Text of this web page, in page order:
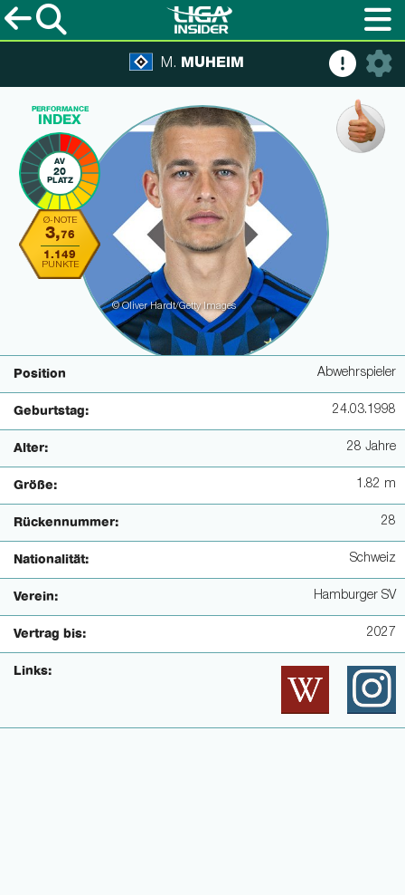
M. MUHEIM
© Oliver Hardt/Getty Images
PERFORMANCE
INDEX
AV
20
PLATZ
Ø-NOTE
3,76
1.149
PUNKTE
Position Abwehrspieler
Geburtstag: 24.03.1998
Alter: 28 Jahre
Größe: 1.82 m
Rückennummer: 28
Nationalität: Schweiz
Verein: Hamburger SV
Vertrag bis: 2027
Links: